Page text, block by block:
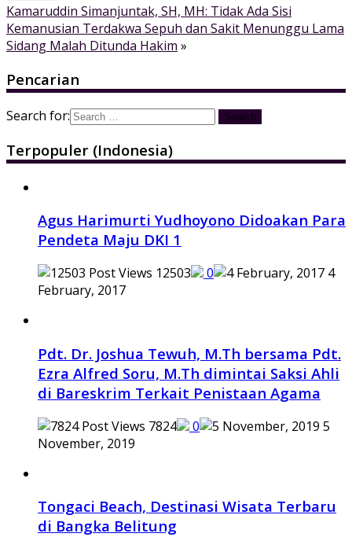
Kamaruddin Simanjuntak, SH, MH: Tidak Ada Sisi
Kemanusian Terdakwa Sepuh dan Sakit Menunggu Lama
Sidang Malah Ditunda Hakim »
Pencarian
Search for:
Terpopuler (Indonesia)
Agus Harimurti Yudhoyono Didoakan Para
Pendeta Maju DKI 1
12503 0
4
February, 2017
Pdt. Dr. Joshua Tewuh, M.Th bersama Pdt.
Ezra Alfred Soru, M.Th dimintai Saksi Ahli
di Bareskrim Terkait Penistaan Agama
7824 0
5
November, 2019
Tongaci Beach, Destinasi Wisata Terbaru
di Bangka Belitung